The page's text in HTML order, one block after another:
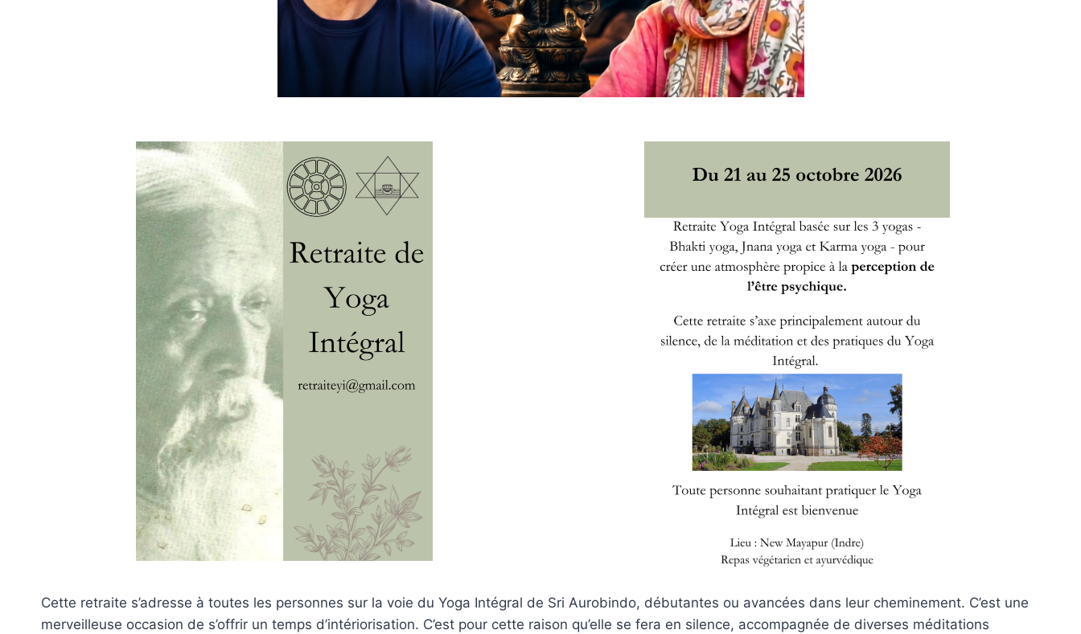
Cette retraite s’adresse à toutes les personnes sur la voie du Yoga Intégral de Sri Aurobindo, débutantes ou avancées dans leur cheminement. C’est une
merveilleuse occasion de s’offrir un temps d’intériorisation. C’est pour cette raison qu’elle se fera en silence, accompagnée de diverses méditations